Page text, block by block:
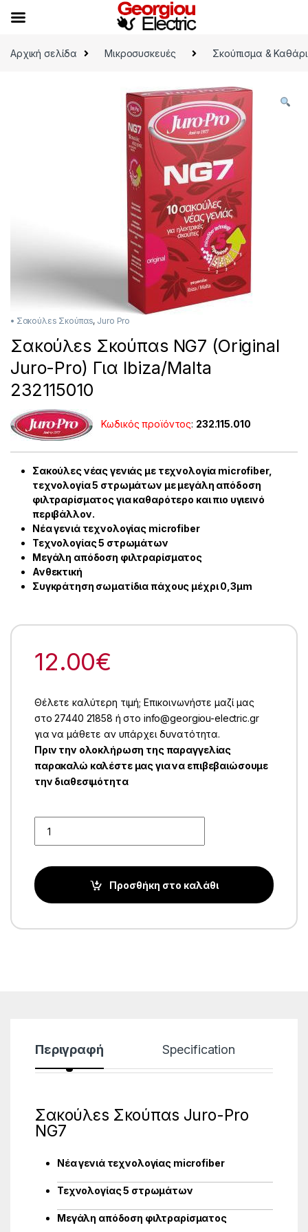
Αρχική σελίδα
Μικροσυσκευές Σκούπισμα &
• Σακούλεs Σκούπαs, Juro Pro
Σακούλεs Σκούπαs NG7 (Original
Juro-Pro) Για Ibiza/Malta
232115010
Κωδικός προϊόντος: 232.115.010
Σακούλες νέας γενιάς με τεχνολογία microfiber,
τεχνολογία 5 στρωμάτων με μεγάλη απόδοση
φιλτραρίσματος για καθαρότερο και πιο υγιεινό
περιβάλλον.
Νέα γενιά τεχνολογίας microfiber
Τεχνολογίας 5 στρωμάτων
Μεγάλη απόδοση φιλτραρίσματος
Ανθεκτική
Συγκράτηση σωματίδια πάχους μέχρι 0,3μm
12.00€
Θέλετε καλύτερη τιμή; Επικοινωνήστε μαζί μας
στο 27440 21858 ή στο info@georgiou-electric.gr
για να μάθετε αν υπάρχει δυνατότητα.
Πριν την ολοκλήρωση της παραγγελίας
παρακαλώ καλέστε μας για να επιβεβαιώσουμε
την διαθεσιμότητα
Προσθήκη στο καλάθι
Περιγραφή Specification
Σακούλεs Σκούπαs Juro-Pro
NG7
Νέα γενιά τεχνολογίας microfiber
Τεχνολογίας 5 στρωμάτων
Μεγάλη απόδοση φιλτραρίσματος